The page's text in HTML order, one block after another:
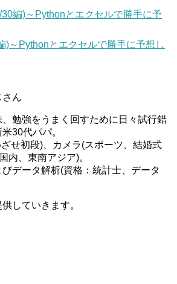
30編)～Pythonとエクセルで勝手に予
)～Pythonとエクセルで勝手に予想し
ん
勉強をうまく回すために日々試行錯
30代パパ。
せ初段)、カメラ(スポーツ、結婚式
内、東南アジア)。
データ解析(資格：統計士、データ
していきます。